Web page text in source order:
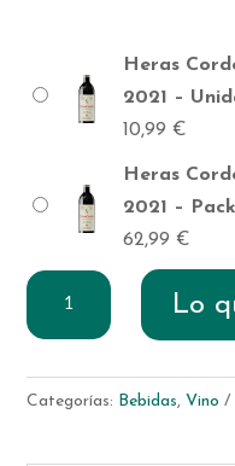
Heras
2021 –
10,99€
Heras
2021 –
62,99€
Heras
Seleccionada
Lo
Categorías: Bebidas, Vino